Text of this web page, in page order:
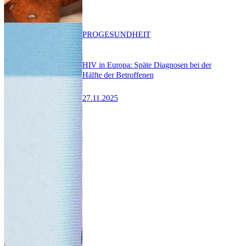
HIV in Europa: Späte Diagnosen bei der
Hälfte der Betroffenen
27.11.2025
PROGESUNDHEIT